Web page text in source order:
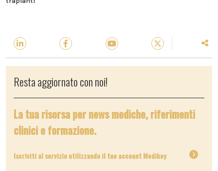
Resta aggiornato con noi!
La tua risorsa per news mediche, riferimenti
clinici e formazione.
Iscriviti al servizio utilizzando il tuo account Medikey